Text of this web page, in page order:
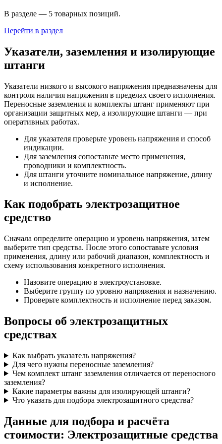
В разделе — 5 товарных позиций.
Перейти в раздел
Указатели, заземления и изолирующие
штанги
Указатели низкого и высокого напряжения предназначены для
контроля наличия напряжения в пределах своего исполнения.
Переносные заземления и комплекты штанг применяют при
организации защитных мер, а изолирующие штанги — при
оперативных работах.
Для указателя проверьте уровень напряжения и способ
индикации.
Для заземления сопоставьте место применения,
проводники и комплектность.
Для штанги уточните номинальное напряжение, длину
и исполнение.
Как подобрать электрозащитное
средство
Сначала определите операцию и уровень напряжения, затем
выберите тип средства. После этого сопоставьте условия
применения, длину или рабочий диапазон, комплектность и
схему использования конкретного исполнения.
Назовите операцию в электроустановке.
Выберите группу по уровню напряжения и назначению.
Проверьте комплектность и исполнение перед заказом.
Вопросы об электрозащитных
средствах
Как выбрать указатель напряжения?
Для чего нужны переносные заземления?
Чем комплект штанг заземления отличается от переносного
заземления?
Какие параметры важны для изолирующей штанги?
Что указать для подбора электрозащитного средства?
Данные для подбора и расчёта
стоимости: Электрозащитные средства